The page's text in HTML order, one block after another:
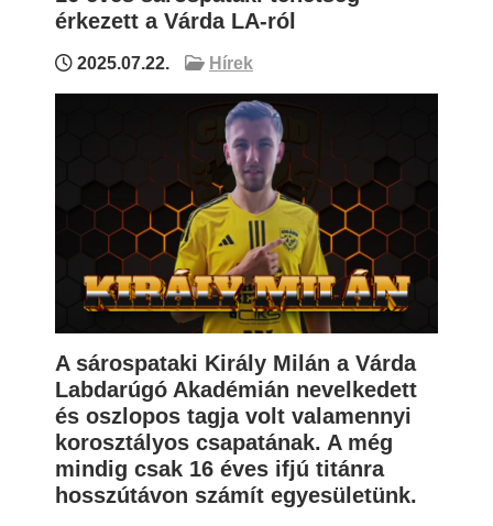
érkezett a Várda LA-ról
2025.07.22. Hírek
A sárospataki Király Milán a Várda
Labdarúgó Akadémián nevelkedett
és oszlopos tagja volt valamennyi
korosztályos csapatának. A még
mindig csak 16 éves ifjú titánra
hosszútávon számít egyesületünk.